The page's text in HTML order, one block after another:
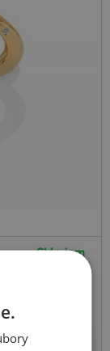
Skladem
x Jac